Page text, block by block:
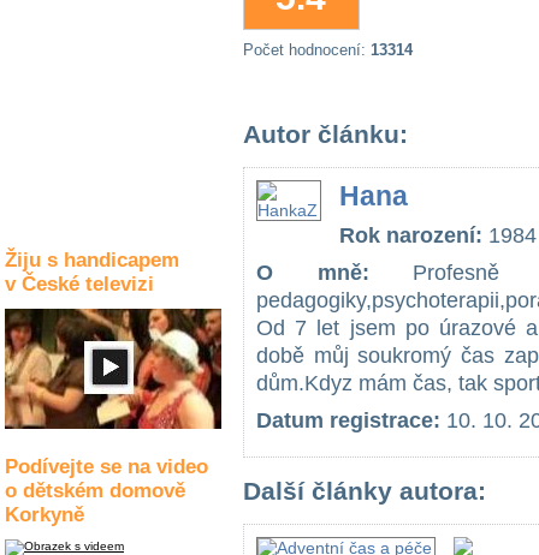
Žiju s handicapem
v České televizi
Podívejte se na video
o dětském domově
Korkyně
Počet hodnocení: 13314
Autor článku:
Hana
Rok narození: 1984
O mně: Profesně
Od 7 let jsem po úrazové
době můj soukromý čas
dům.Kdyz mám čas, tak
Datum registrace: 10. 10.
Další články autora: